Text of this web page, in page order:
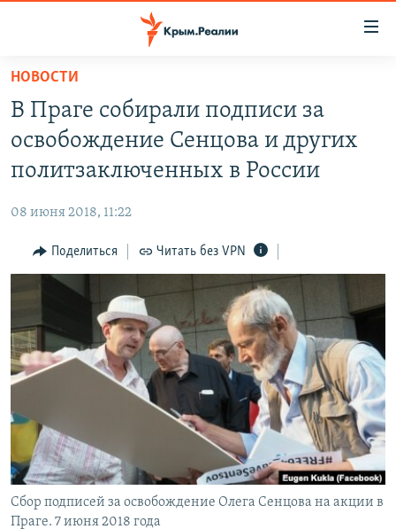
Вернуться
основному
содержанию
главной
Вернутся
поиску
СПЕЦПРОЕКТЫ
11 ЛЕТ ОККУПАЦИИ КРЫМА. 11 ИСТОРИЙ СОПРОТИВЛЕНИЯ
ЕЩЕ
ИНТЕРАКТИВ
ИНФОГРАФИКА
ТЕЛЕПРОЕКТ КРЫМ.РЕАЛИИ
СОВЕТЫ ПРАВОЗАЩИТНИКОВ
ПРОПАВШИЕ БЕЗ ВЕСТИ
ПОБЕДИТЕЛЕЙ НЕ СУДЯТ?
КРЫМ.НЕПОКОРЕННЫЙ
ELIFBE
УКРАИНСКАЯ ПРОБЛЕМА КРЫМА
РАДІО СВОБОДА
КАК ОБОЙТИ БЛОКИРОВКУ
Українською
Qırımtatar
ПРИСОЕДИНЯЙТЕСЬ!
НОВОСТИ
В Праге собирали подписи за
освобождение Сенцова и других
политзаключенных в России
08 июня 2018, 11:22
Поделиться Читать без VPN
Сбор подписей за освобождение Олега Сенцова на акции в
Праге. 7 июня 2018 года